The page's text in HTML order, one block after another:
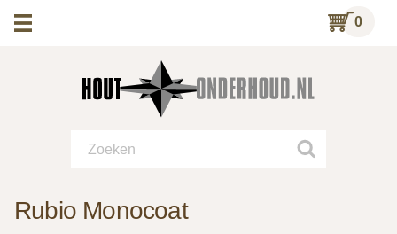
Rubio Monocoat
0